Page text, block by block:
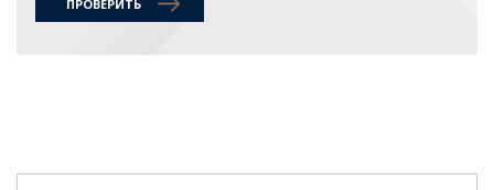
ПРОВЕРИТЬ